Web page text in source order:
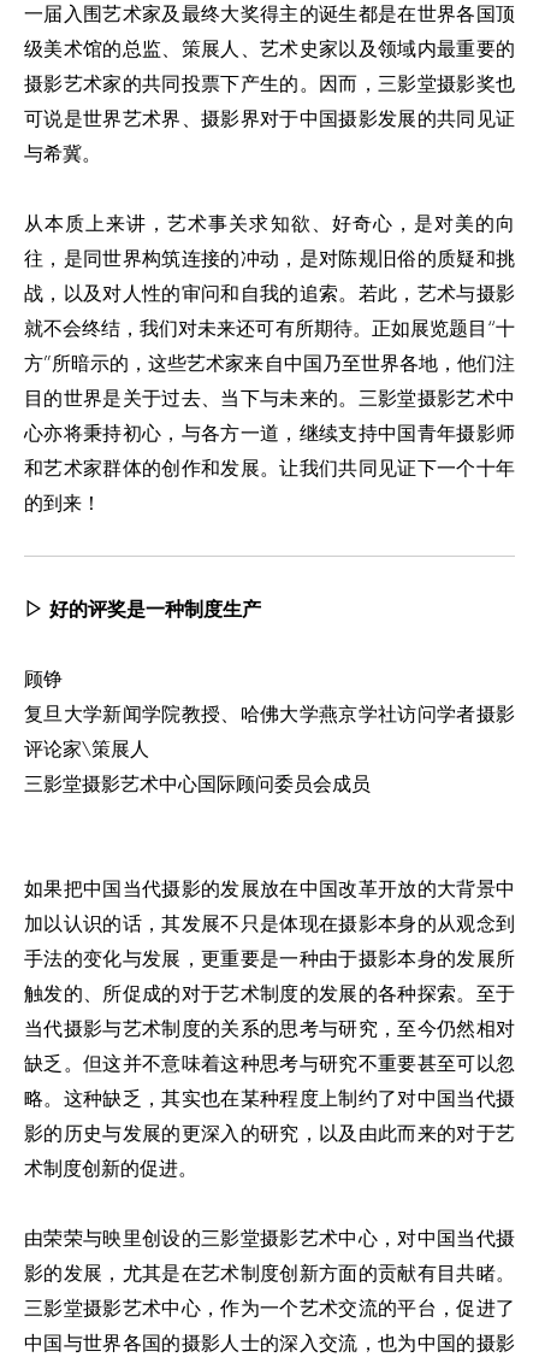
一届入围艺术家及最终大奖得主的诞生都是在世界各国顶
级美术馆的总监、策展人、艺术史家以及领域内最重要的
摄影艺术家的共同投票下产生的。因而，三影堂摄影奖也
可说是世界艺术界、摄影界对于中国摄影发展的共同见证
与希冀。
从本质上来讲，艺术事关求知欲、好奇心，是对美的向
往，是同世界构筑连接的冲动，是对陈规旧俗的质疑和挑
战，以及对人性的审问和自我的追索。若此，艺术与摄影
就不会终结，我们对未来还可有所期待。正如展览题目“十
方”所暗示的，这些艺术家来自中国乃至世界各地，他们注
目的世界是关于过去、当下与未来的。三影堂摄影艺术中
心亦将秉持初心，与各方一道，继续支持中国青年摄影师
和艺术家群体的创作和发展。让我们共同见证下一个十年
的到来！
▷ 好的评奖是一种制度生产
顾铮
复旦大学新闻学院教授、哈佛大学燕京学社访问学者摄影
评论家\策展人
三影堂摄影艺术中心国际顾问委员会成员
如果把中国当代摄影的发展放在中国改革开放的大背景中
加以认识的话，其发展不只是体现在摄影本身的从观念到
手法的变化与发展，更重要是一种由于摄影本身的发展所
触发的、所促成的对于艺术制度的发展的各种探索。至于
当代摄影与艺术制度的关系的思考与研究，至今仍然相对
缺乏。但这并不意味着这种思考与研究不重要甚至可以忽
略。这种缺乏，其实也在某种程度上制约了对中国当代摄
影的历史与发展的更深入的研究，以及由此而来的对于艺
术制度创新的促进。
由荣荣与映里创设的三影堂摄影艺术中心，对中国当代摄
影的发展，尤其是在艺术制度创新方面的贡献有目共睹。
三影堂摄影艺术中心，作为一个艺术交流的平台，促进了
中国与世界各国的摄影人士的深入交流，也为中国的摄影